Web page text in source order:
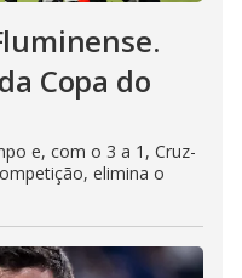
Copa do
e, com o 3 a 1, Cruz-
elimina o